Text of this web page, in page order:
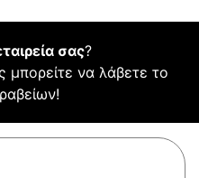
σας?
μπορείτε να λάβετε το